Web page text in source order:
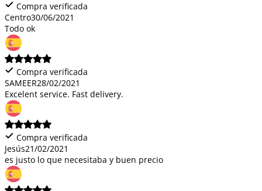
Compra verificada
Centro30/06/2021
Todo ok
Compra verificada
SAMEER28/02/2021
Excelent service. Fast delivery.
Compra verificada
Jesús21/02/2021
es justo lo que necesitaba y buen precio